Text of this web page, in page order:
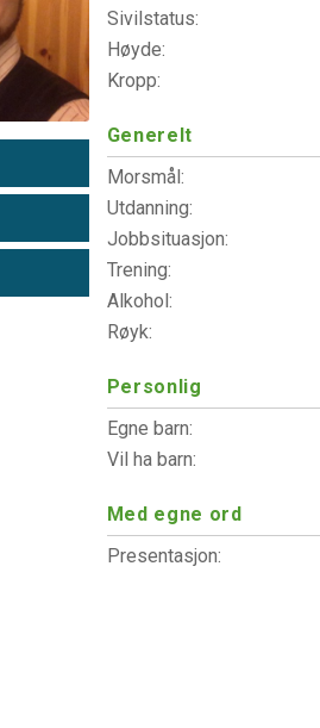
Sivilstatus:
Høyde:
Kropp:
Generelt
Morsmål:
Utdanning:
Jobbsituasjon:
Trening:
Alkohol:
Røyk:
Personlig
Egne barn:
Vil ha barn:
Med egne ord
Presentasjon: